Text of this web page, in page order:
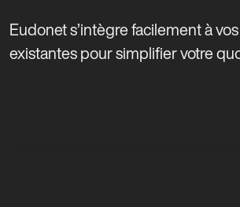
Eudonet s’intègre facilement à
existantes pour simplifier votre